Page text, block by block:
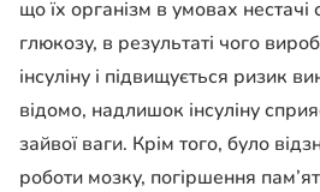
що їх організм в умовах
глюкозу, в результаті чого
інсуліну і підвищується ризик
відомо, надлишок інсуліну
зайвої ваги. Крім того, було
роботи мозку, погіршення